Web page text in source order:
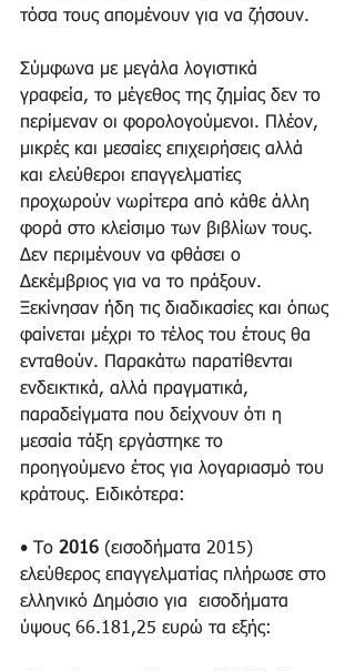
τόσα τους απομένουν για να ζήσουν.
Σύμφωνα με μεγάλα λογιστικά
γραφεία, το μέγεθος της ζημίας δεν το
περίμεναν οι φορολογούμενοι. Πλέον,
μικρές και μεσαίες επιχειρήσεις αλλά
και ελεύθεροι επαγγελματίες
προχωρούν νωρίτερα από κάθε άλλη
φορά στο κλείσιμο των βιβλίων τους.
Δεν περιμένουν να φθάσει ο
Δεκέμβριος για να το πράξουν.
Ξεκίνησαν ήδη τις διαδικασίες και όπως
φαίνεται μέχρι το τέλος του έτους θα
ενταθούν. Παρακάτω παρατίθενται
ενδεικτικά, αλλά πραγματικά,
παραδείγματα που δείχνουν ότι η
μεσαία τάξη εργάστηκε το
προηγούμενο έτος για λογαριασμό του
κράτους. Ειδικότερα:
• Το 2016 (εισοδήματα 2015)
ελεύθερος επαγγελματίας πλήρωσε στο
ελληνικό Δημόσιο για  εισοδήματα
ύψους 66.181,25 ευρώ τα εξής: